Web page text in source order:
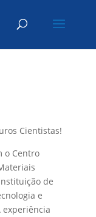
Cientistas!
o Centro
de
e
experiência